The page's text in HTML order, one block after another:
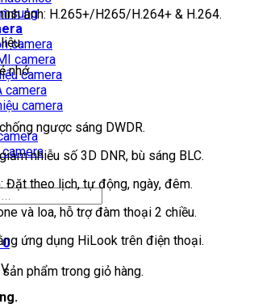
camera
camera
camera
camera
camera
0
phẩm trong giỏ hàng.
ảnh: H.265+/H265/H.264+ & H.264.
nhớ.
ngược sáng DWDR.
nhiễu số 3D DNR, bù sáng BLC.
Đặt theo lịch, tự động, ngày, đêm.
và loa, hỗ trợ đàm thoại 2 chiều.
ứng dụng HiLook trên điện thoại.